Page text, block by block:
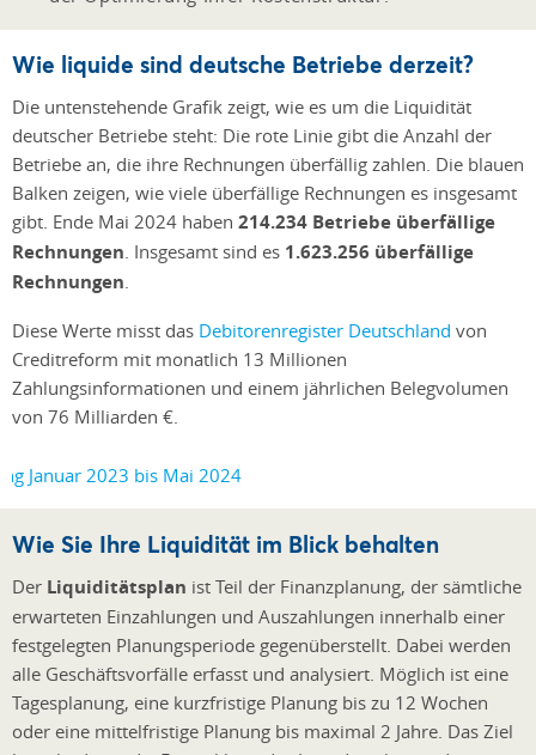
Wie liquide sind deutsche Betriebe derzeit?
Die untenstehende Grafik zeigt, wie es um die Liquidität
deutscher Betriebe steht: Die rote Linie gibt die Anzahl der
Betriebe an, die ihre Rechnungen überfällig zahlen. Die blauen
Balken zeigen, wie viele überfällige Rechnungen es insgesamt
gibt. Ende Mai 2024 haben 214.234 Betriebe überfällige
Rechnungen. Insgesamt sind es 1.623.256 überfällige
Rechnungen.
Diese Werte misst das Debitorenregister Deutschland von
Creditreform mit monatlich 13 Millionen
Zahlungsinformationen und einem jährlichen Belegvolumen
von 76 Milliarden €.
Wie Sie Ihre Liquidität im Blick behalten
Der Liquiditätsplan ist Teil der Finanzplanung, der sämtliche
erwarteten Einzahlungen und Auszahlungen innerhalb einer
festgelegten Planungsperiode gegenüberstellt. Dabei werden
alle Geschäftsvorfälle erfasst und analysiert. Möglich ist eine
Tagesplanung, eine kurzfristige Planung bis zu 12 Wochen
oder eine mittelfristige Planung bis maximal 2 Jahre. Das Ziel